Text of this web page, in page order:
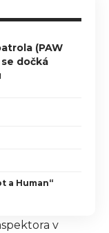
(PAW
dočká
a Human“
v